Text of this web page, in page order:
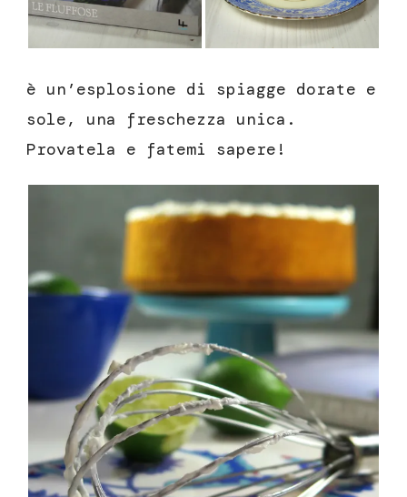
è un’esplosione di spiagge dorate e
sole, una freschezza unica.
Provatela e fatemi sapere!